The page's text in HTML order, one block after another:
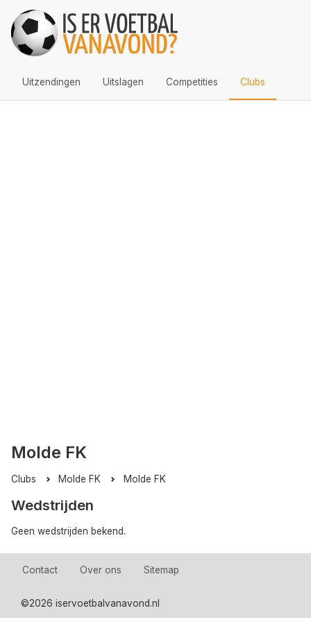
Uitzendingen Uitslagen Competities Clubs
Molde FK
Clubs Molde FK Molde FK
Wedstrijden
Geen wedstrijden bekend.
Contact Over ons Sitemap
©2026 iservoetbalvanavond.nl